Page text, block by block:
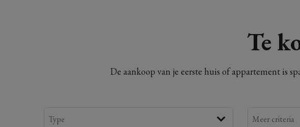
Te
De aankoop van je eerste huis of appartement is